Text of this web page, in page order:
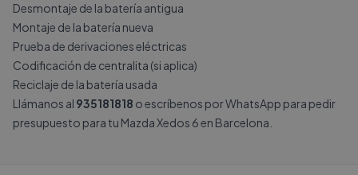
Desmontaje de la batería antigua
Montaje de la batería nueva
Prueba de derivaciones eléctricas
Codificación de centralita (si aplica)
Reciclaje de la batería usada
Llámanos al 935181818 o escríbenos porWhatsApp para pedir
presupuesto para tu Mazda Xedos 6 en Barcelona.